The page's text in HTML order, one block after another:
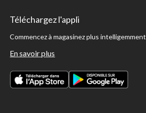
Téléchargez l'appli
Commencez à magasinez plus intelligemment
En savoir plus